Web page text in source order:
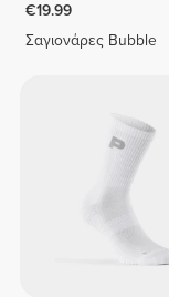
€19.99
Σαγιονάρες Bubble